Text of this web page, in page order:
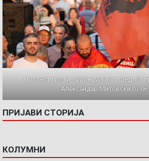
Протест против францускиот предлог
Александар
ПРИЈАВИ СТОРИЈА
КОЛУМНИ